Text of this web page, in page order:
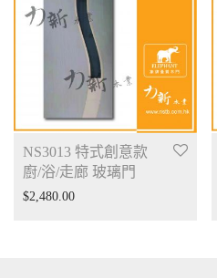
NS3013 特式創意款
廚/浴/走廊 玻璃門
$2,480.00